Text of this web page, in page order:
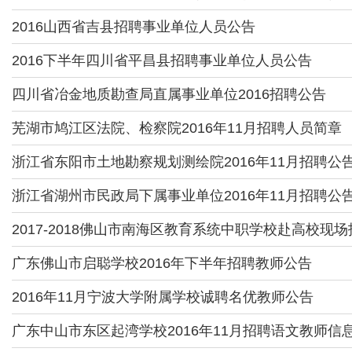
2016山西省吉县招聘事业单位人员公告
2016下半年四川省平昌县招聘事业单位人员公告
四川省冶金地质勘查局直属事业单位2016招聘公告
芜湖市鸠江区法院、检察院2016年11月招聘人员简章
浙江省东阳市土地勘察规划测绘院2016年11月招聘公
浙江省湖州市民政局下属事业单位2016年11月招聘公
2017-2018佛山市南海区教育系统中职学校赴高校现
广东佛山市启聪学校2016年下半年招聘教师公告
2016年11月宁波大学附属学校诚聘名优教师公告
广东中山市东区起湾学校2016年11月招聘语文教师信